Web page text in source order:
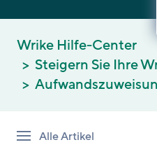
Wrike Hilfe-Center
Steigern Sie Ihre
Alle Artikel